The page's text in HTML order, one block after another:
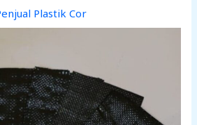
Plastik Cor